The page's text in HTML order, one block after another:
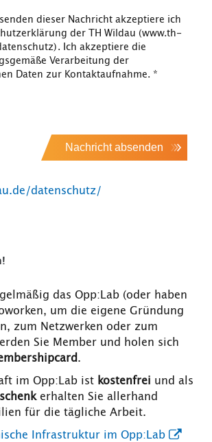
dieser Nachricht akzeptiere ich
der TH Wildau (www.th-
Ich akzeptiere die
Verarbeitung der
Daten zur Kontaktaufnahme. *
Nachricht absenden
datenschutz/
das Opp:Lab (oder haben
um die eigene Gründung
zum Netzwerken oder zum
Sie Member und holen sich
.
im Opp:Lab ist kostenfrei und als
erhalten Sie allerhand
für die tägliche Arbeit.
Infrastruktur im Opp:Lab